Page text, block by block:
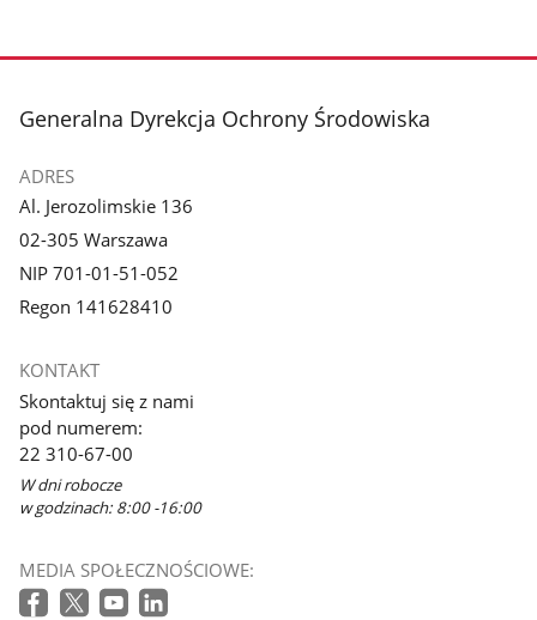
stopka
Generalna Dyrekcja Ochrony Środowiska
ADRES
Al. Jerozolimskie 136
02-305 Warszawa
NIP 701-01-51-052
Regon 141628410
KONTAKT
Skontaktuj się z nami
pod numerem:
22 310-67-00
W dni robocze
w godzinach: 8:00 -16:00
MEDIA SPOŁECZNOŚCIOWE: